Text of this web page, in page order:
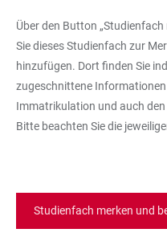
Über den Button
Sie dieses Studienfach zur
hinzufügen. Dort finden Sie
zugeschnittene
Immatrikulation und auch
Bitte beachten Sie die
Studienfach merken und